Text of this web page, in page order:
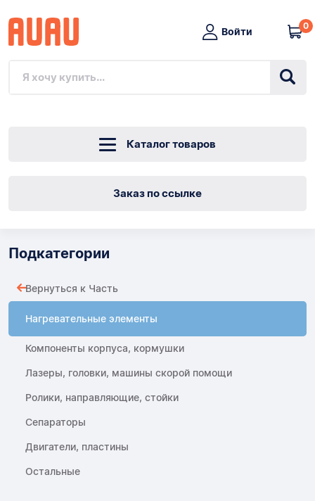
Войти
0
Каталог товаров
Заказ по ссылке
Подкатегории
Вернуться к Часть
Нагревательные элементы
Компоненты корпуса, кормушки
Лазеры, головки, машины скорой помощи
Ролики, направляющие, стойки
Сепараторы
Двигатели, пластины
Остальные